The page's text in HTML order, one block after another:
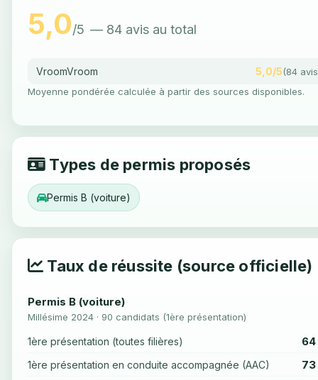
5,0/5 — 84 avis au total
VroomVroom 5,0/5(84
Moyenne pondérée calculée à partir des sources disponibles.
Types de permis proposés
Permis B (voiture)
Taux de réussite (source officielle)
Permis B (voiture)
Millésime 2024 · 90 candidats (1ère présentation)
1ère présentation (toutes filières) 64
1ère présentation en conduite accompagnée (AAC) 73